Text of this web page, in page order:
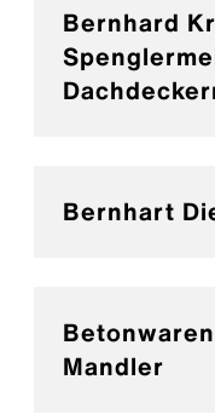
Bernhard
Bernhart
Mandler